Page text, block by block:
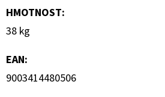
HMOTNOST:
38 kg
EAN:
9003414480506